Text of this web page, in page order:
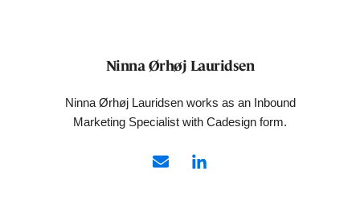
Ninna Ørhøj Lauridsen
Ninna Ørhøj Lauridsen works as an Inbound
Marketing Specialist with Cadesign form.